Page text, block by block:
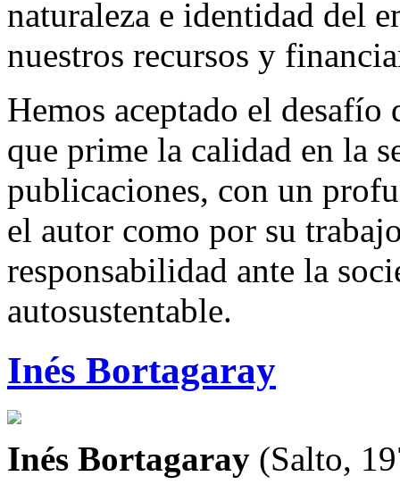
naturaleza e identidad del
nuestros recursos y
Hemos aceptado el
que prime la calidad en la
publicaciones, con un
el autor como por su
responsabilidad ante la
autosustentable.
Inés Bortagaray
Inés Bortagaray (Salto,